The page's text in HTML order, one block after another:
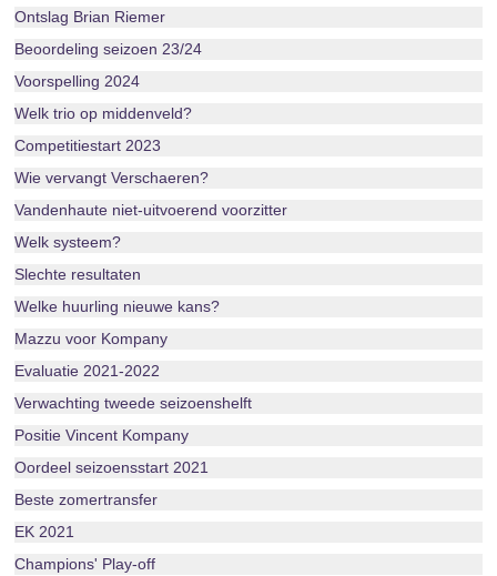
Ontslag Brian Riemer
Beoordeling seizoen 23/24
Voorspelling 2024
Welk trio op middenveld?
Competitiestart 2023
Wie vervangt Verschaeren?
Vandenhaute niet-uitvoerend voorzitter
Welk systeem?
Slechte resultaten
Welke huurling nieuwe kans?
Mazzu voor Kompany
Evaluatie 2021-2022
Verwachting tweede seizoenshelft
Positie Vincent Kompany
Oordeel seizoensstart 2021
Beste zomertransfer
EK 2021
Champions' Play-off